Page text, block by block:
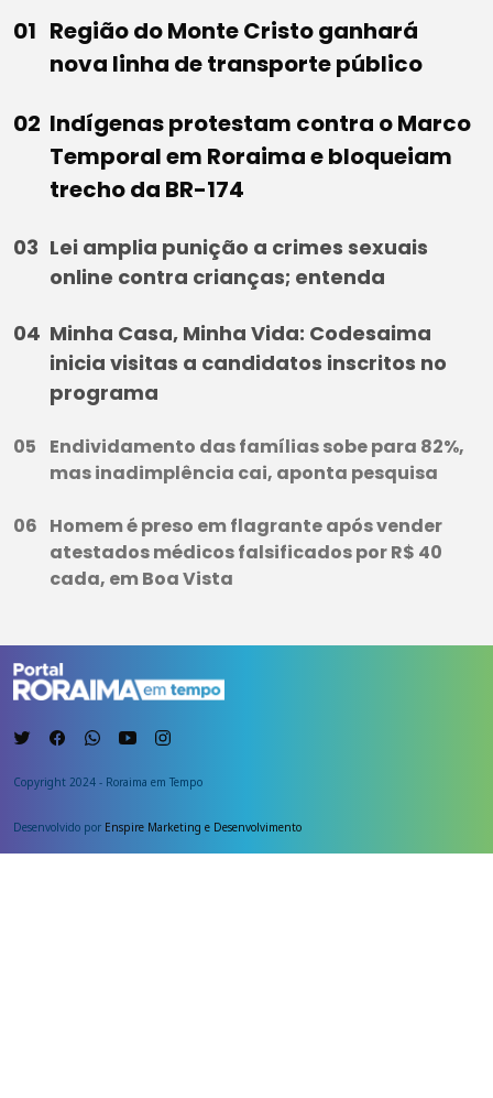
Região do Monte Cristo ganhará
nova linha de transporte público
Indígenas protestam contra o Marco
Temporal em Roraima e bloqueiam
trecho da BR-174
Lei amplia punição a crimes sexuais
online contra crianças; entenda
Minha Casa, Minha Vida: Codesaima
inicia visitas a candidatos inscritos no
programa
Endividamento das famílias sobe para 82%,
mas inadimplência cai, aponta pesquisa
Homem é preso em flagrante após vender
atestados médicos falsificados por R$ 40
cada, em Boa Vista
Copyright 2024 - Roraima em Tempo
Desenvolvido por Enspire Marketing e Desenvolvimento